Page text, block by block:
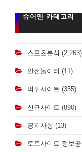
슈어맨 카테고리
스포츠분석 (2,263)
안전놀이터 (11)
먹튀사이트 (355)
신규사이트 (890)
공지사항 (13)
토토사이트 정보